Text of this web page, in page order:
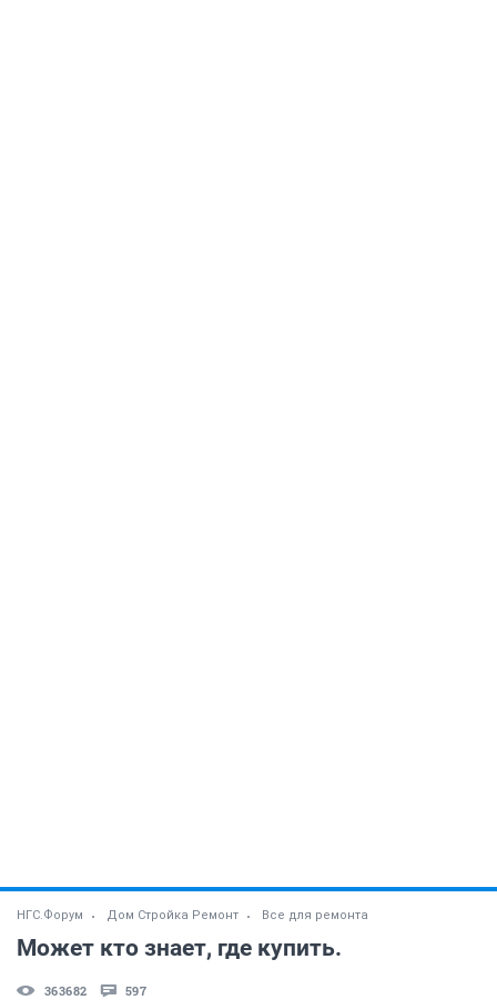
НГС.Форум Дом Стройка Ремонт Все для ремонта
Может кто знает, где купить.
363682 597